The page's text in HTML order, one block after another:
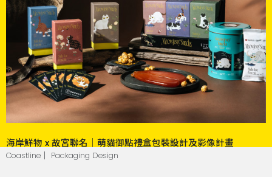
海岸鮮物 x 故宮聯名｜萌貓御點禮盒包裝設計及影像計畫
Coastline｜ Packaging Design